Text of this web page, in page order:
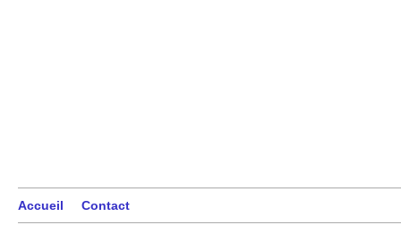
Accueil Contact